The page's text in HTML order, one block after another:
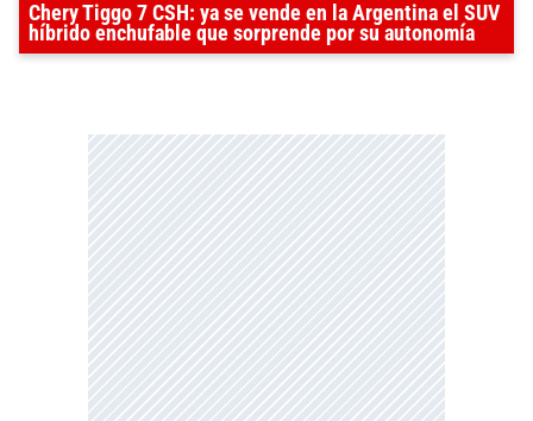
Chery Tiggo 7 CSH: ya se vende en la Argentina el SUV
híbrido enchufable que sorprende por su autonomía